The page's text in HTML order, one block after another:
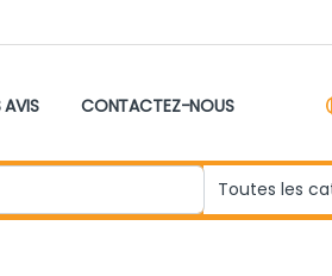
CONTACTEZ-NOUS